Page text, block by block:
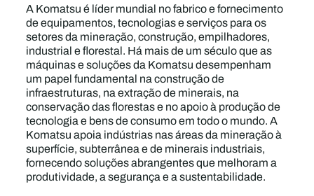
A Komatsu é líder mundial no fabrico e fornecimento
de equipamentos, tecnologias e serviços para os
setores da mineração, construção, empilhadores,
industrial e florestal. Há mais de um século que as
máquinas e soluções da Komatsu desempenham
um papel fundamental na construção de
infraestruturas, na extração de minerais, na
conservação das florestas e no apoio à produção de
tecnologia e bens de consumo em todo o mundo. A
Komatsu apoia indústrias nas áreas da mineração à
superfície, subterrânea e de minerais industriais,
fornecendo soluções abrangentes que melhoram a
produtividade, a segurança e a sustentabilidade.